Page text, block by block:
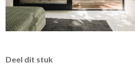
Deel dit stuk